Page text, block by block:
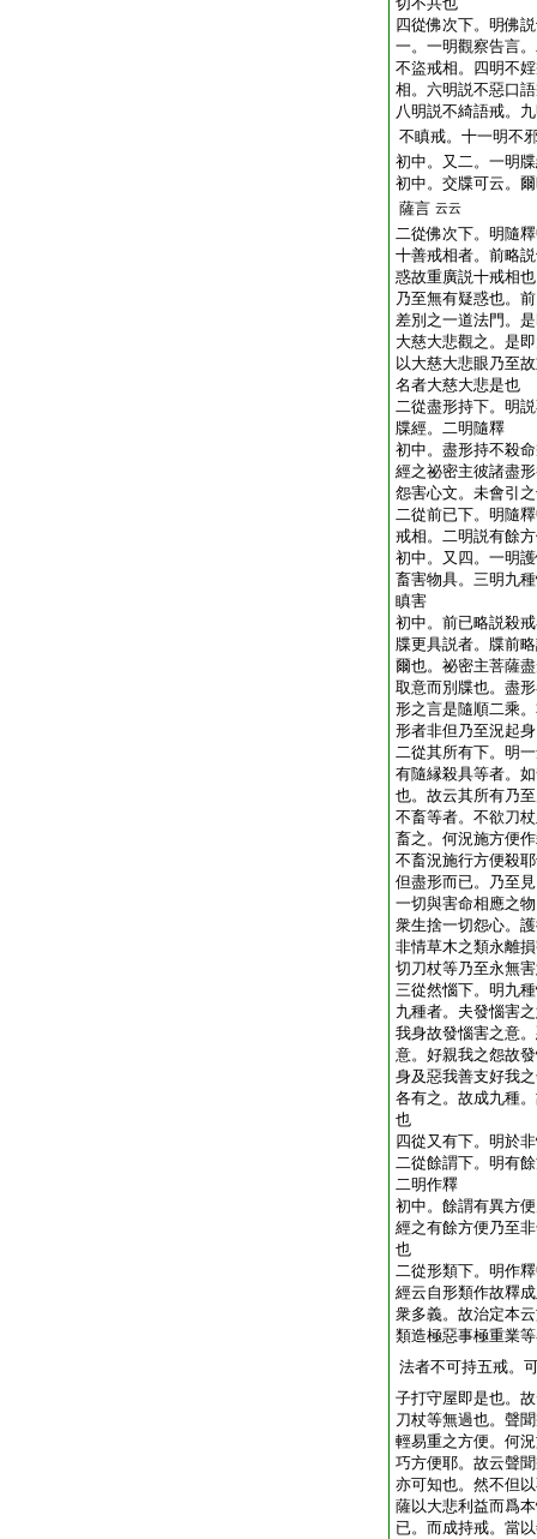
四從佛次下。明佛
一。一明觀察告言
不盜戒相。四明不
相。六明説不惡口
八明説不綺語戒。
不瞋戒。十一明不
初中。又二。一明
初中。交牒可云。
薩言 云云
二從佛次下。明隨
十善戒相者。前略
惑故重廣説十戒相
乃至無有疑惑也。
差別之一道法門。
大慈大悲觀之。是
以大慈大悲眼乃至
名者大慈大悲是也
二從盡形持下。明
牒經。二明隨釋
初中。盡形持不殺
經之祕密主彼諸盡
怨害心文。未會引
二從前已下。明隨
戒相。二明説有餘
初中。又四。一明
畜害物具。三明九
瞋害
初中。前已略説殺
牒更具説者。牒前
爾也。祕密主菩薩
取意而別牒也。盡
形之言是隨順二乘
形者非但乃至況起
二從其所有下。明
有隨縁殺具等者。
也。故云其所有乃
不畜等者。不欲刀
畜之。何況施方便
不畜況施行方便殺
但盡形而已。乃至
一切與害命相應之
衆生捨一切怨心。
非情草木之類永離
切刀杖等乃至永無
三從然惱下。明九
九種者。夫發惱害
我身故發惱害之意
意。好親我之怨故
身及惡我善支好我
各有之。故成九種
也
四從又有下。明於
二從餘謂下。明有
二明作釋
初中。餘謂有異方
經之有餘方便乃至
也
二從形類下。明作
經云自形類作故釋
衆多義。故治定本
類造極惡事極重業
法者不可持五戒。
子打守屋即是也。
刀杖等無過也。聲
輕易重之方便。何
巧方便耶。故云聲
亦可知也。然不但
薩以大悲利益而爲
已。而成持戒。當